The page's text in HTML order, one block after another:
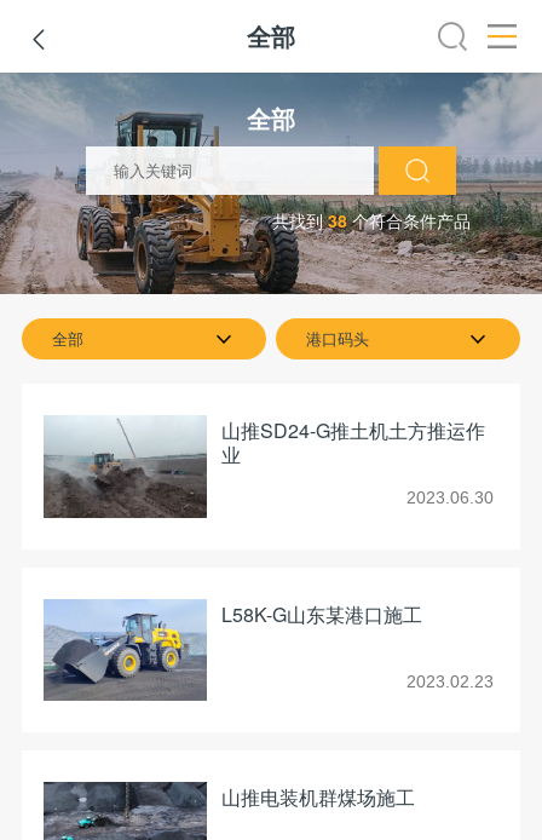
 全部
全部 平地机 装载机 挖掘机
全部
共找到38个符合条件产品
全部 港口码头
山推SD24-G推土机土方推运作
业
2023.06.30
L58K-G山东某港口施工
2023.02.23
山推电装机群煤场施工